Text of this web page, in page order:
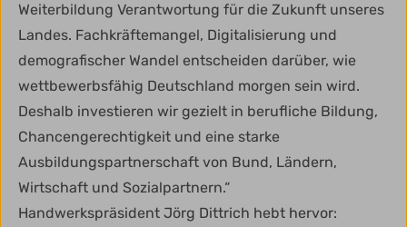
Weiterbildung Verantwortung für die Zukunft unseres
Landes. Fachkräftemangel, Digitalisierung und
demografischer Wandel entscheiden darüber, wie
wettbewerbsfähig Deutschland morgen sein wird.
Deshalb investieren wir gezielt in berufliche Bildung,
Chancengerechtigkeit und eine starke
Ausbildungspartnerschaft von Bund, Ländern,
Wirtschaft und Sozialpartnern.“
Handwerkspräsident Jörg Dittrich hebt hervor: